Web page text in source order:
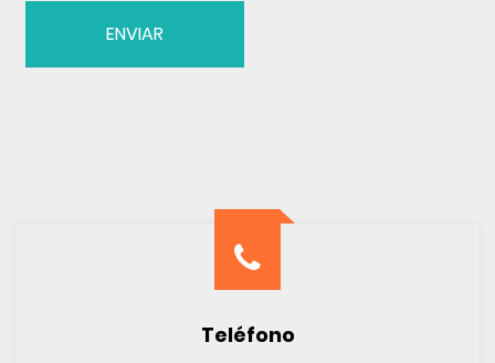
Teléfono